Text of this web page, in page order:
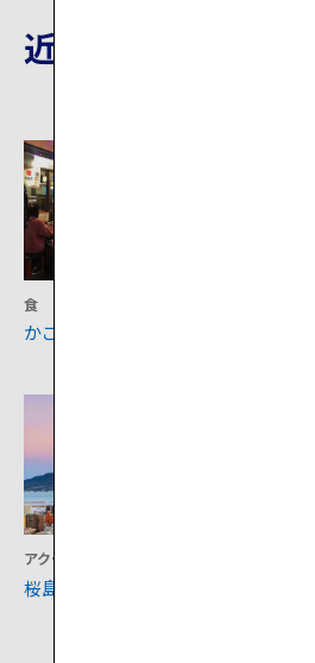
近隣の観光地
食
かごっまふるさと屋台村
アクティビティ
桜島